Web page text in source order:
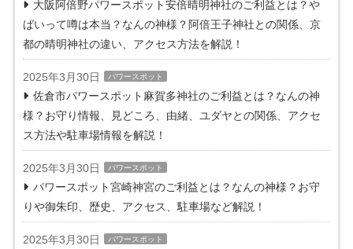
大阪阿倍野パワースポット安倍晴明神社のご利益とは？や
ばいって噂は本当？なんの神様？阿倍王子神社との関係、京
都の晴明神社の違い、アクセス方法を解説！
2025年3月30日 パワースポット
佐倉市パワースポット麻賀多神社のご利益とは？なんの神
様？お守り情報、見どころ、由緒、ユダヤとの関係、アクセ
ス方法や駐車場情報を解説！
2025年3月30日 パワースポット
パワースポット宮崎神宮のご利益とは？なんの神様？お守
りや御朱印、歴史、アクセス、駐車場など解説！
2025年3月30日 パワースポット